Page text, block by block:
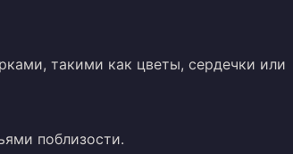
такими как цветы, сердечки или
поблизости.